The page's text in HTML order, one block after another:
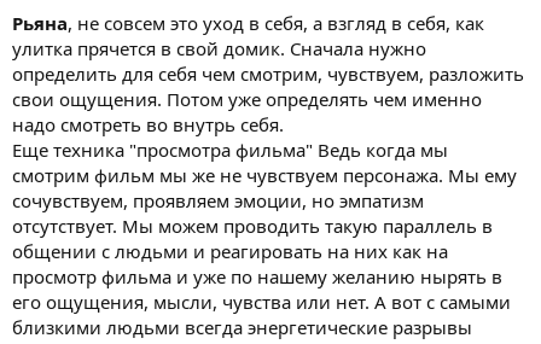
Рьяна, не совсем это уход в себя, а взгляд в себя, как
улитка прячется в свой домик. Сначала нужно
определить для себя чем смотрим, чувствуем, разложить
свои ощущения. Потом уже определять чем именно
надо смотреть во внутрь себя.
Еще техника "просмотра фильма" Ведь когда мы
смотрим фильм мы же не чувствуем персонажа. Мы ему
сочувствуем, проявляем эмоции, но эмпатизм
отсутствует. Мы можем проводить такую параллель в
общении с людьми и реагировать на них как на
просмотр фильма и уже по нашему желанию нырять в
его ощущения, мысли, чувства или нет. А вот с самыми
близкими людьми всегда энергетические разрывы